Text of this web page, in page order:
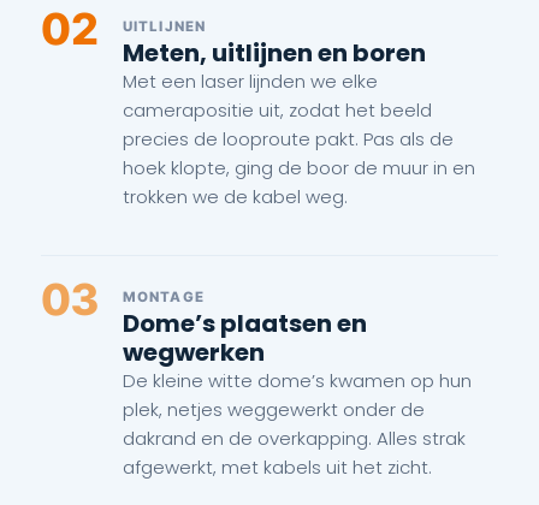
02 UITLIJNEN
Meten, uitlijnen en boren
Met een laser lijnden we elke
camerapositie uit, zodat het beeld
precies de looproute pakt. Pas als de
hoek klopte, ging de boor de muur in en
trokken we de kabel weg.
03 MONTAGE
Dome’s plaatsen en
wegwerken
De kleine witte dome’s kwamen op hun
plek, netjes weggewerkt onder de
dakrand en de overkapping. Alles strak
afgewerkt, met kabels uit het zicht.